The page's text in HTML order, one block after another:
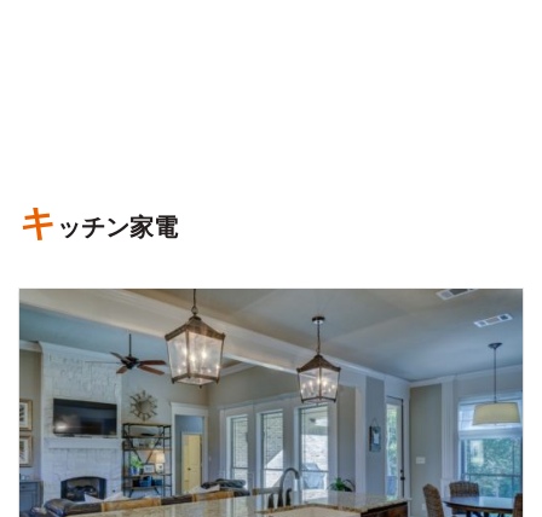
キ ッチン家電